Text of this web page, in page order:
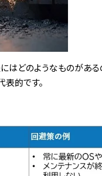
どのようなものがある
的です。